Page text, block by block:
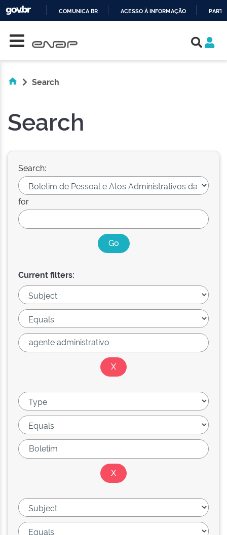
COMUNICA BR ACESSO À INFORMAÇÃO
Search
Search
Search:
for
Current filters: